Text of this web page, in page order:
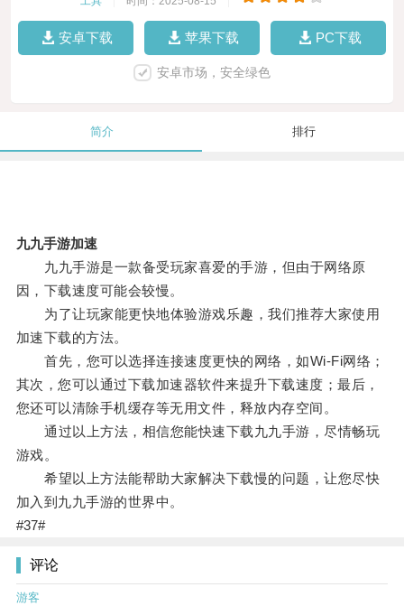
安卓下载 苹果下载 PC下载
安卓市场，安全绿色
简介 排行
九九手游加速
九九手游是一款备受玩家喜爱的手游，但由于网络原
因，下载速度可能会较慢。
为了让玩家能更快地体验游戏乐趣，我们推荐大家使用
加速下载的方法。
首先，您可以选择连接速度更快的网络，如Wi-Fi网络；
其次，您可以通过下载加速器软件来提升下载速度；最后，
您还可以清除手机缓存等无用文件，释放内存空间。
通过以上方法，相信您能快速下载九九手游，尽情畅玩
游戏。
希望以上方法能帮助大家解决下载慢的问题，让您尽快
加入到九九手游的世界中。
#37#
评论
游客